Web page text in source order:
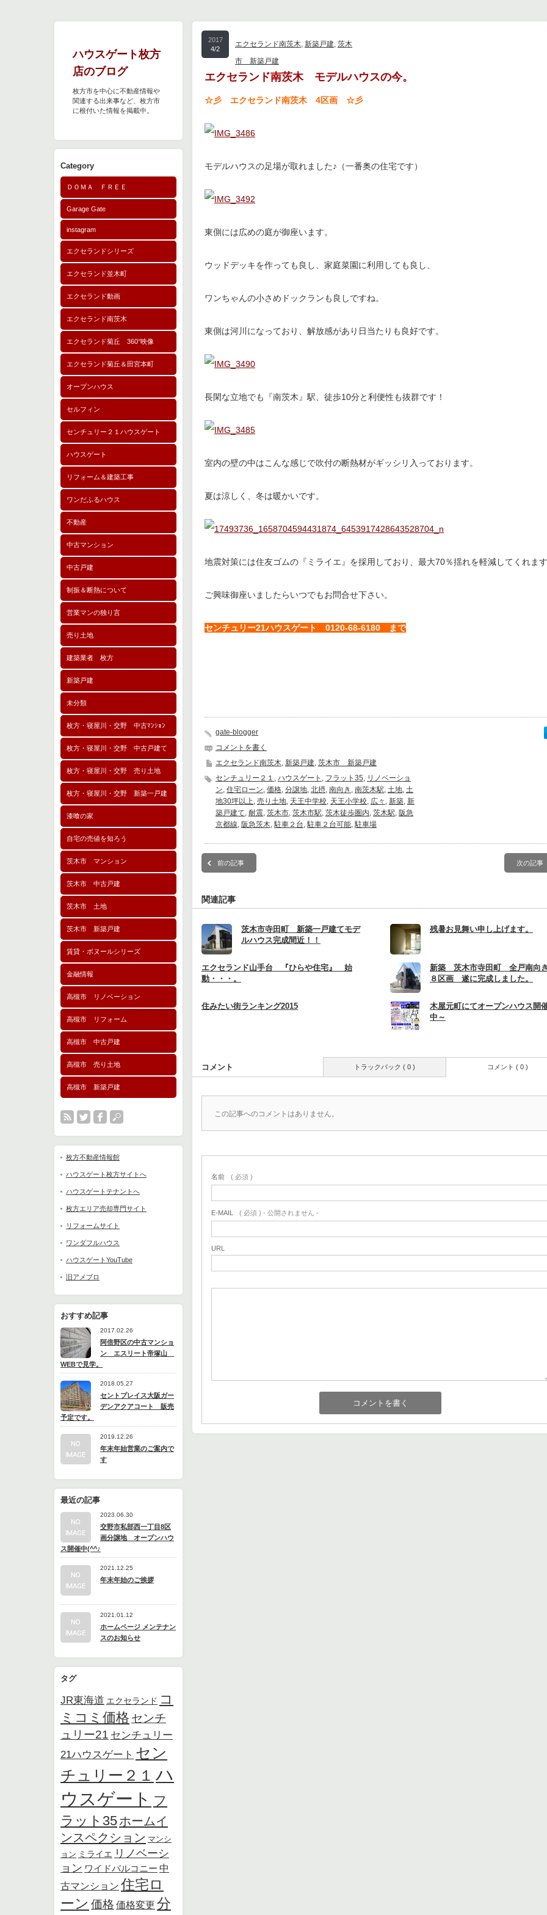
ハウスゲート枚方
店のブログ
枚方市を中心に不動産情報や
関連する出来事など、枚方市
に根付いた情報を掲載中。
Category
ＤＯＭＡ ＦＲＥＥ
Garage Gate
instagram
エクセランドシリーズ
エクセランド並木町
エクセランド動画
エクセランド南茨木
エクセランド菊丘 360°映像
エクセランド菊丘＆田宮本町
オープンハウス
セルフィン
センチュリー２１ハウスゲート
ハウスゲート
リフォーム＆建築工事
ワンだふるハウス
不動産
中古マンション
中古戸建
制振＆断熱について
営業マンの独り言
売り土地
建築業者 枚方
新築戸建
未分類
枚方・寝屋川・交野 中古ﾏﾝｼｮﾝ
枚方・寝屋川・交野 中古戸建て
枚方・寝屋川・交野 売り土地
枚方・寝屋川・交野 新築一戸建
漆喰の家
自宅の売値を知ろう
茨木市 マンション
茨木市 中古戸建
茨木市 土地
茨木市 新築戸建
賃貸・ボヌールシリーズ
金融情報
高槻市 リノベーション
高槻市 リフォーム
高槻市 中古戸建
高槻市 売り土地
高槻市 新築戸建
枚方不動産情報館
ハウスゲート枚方サイトへ
ハウスゲートテナントへ
枚方エリア売却専門サイト
リフォームサイト
ワンダフルハウス
ハウスゲートYouTube
旧アメブロ
おすすめ記事
2017.02.26
阿倍野区の中古マンショ
ン エスリート帝塚山
WEBで見学。
2018.05.27
セントプレイス大阪ガー
デンアクアコート 販売
予定です。
2019.12.26
年末年始営業のご案内で
す
最近の記事
2023.06.30
交野市私部西一丁目8区
画分譲地 オープンハウ
ス開催中(^^♪
2021.12.25
年末年始のご挨拶
2021.01.12
ホームページ メンテナン
スのお知らせ
タグ
JR東海道 エクセランド コ
ミコミ価格 センチ
ュリー21 センチュリー
21ハウスゲート セン
チュリー２１ ハ
ウスゲート フ
ラット35ホームイ
ンスペクション マンシ
ョン ミライエ リノベーシ
ョン ワイドバルコニー 中
古マンション 住宅ロ
ーン 価格 価格変更 分
2017
4/2
エクセランド南茨木, 新築戸建, 茨木
市 新築戸建
エクセランド南茨木 モデルハウスの今。
☆彡 エクセランド南茨木 4区画 ☆彡
モデルハウスの足場が取れました♪（一番奥の住宅です）
東側には広めの庭が御座います。
ウッドデッキを作っても良し、家庭菜園に利用しても良し、
ワンちゃんの小さめドックランも良しですね。
東側は河川になっており、解放感があり日当たりも良好です。
長閑な立地でも『南茨木』駅、徒歩10分と利便性も抜群です！
室内の壁の中はこんな感じで吹付の断熱材がギッシリ入っております。
夏は涼しく、冬は暖かいです。
地震対策には住友ゴムの『ミライエ』を採用しており、最大70％揺れを軽減してくれま
ご興味御座いましたらいつでもお問合せ下さい。
センチュリー21ハウスゲート 0120-68-6180 まで
gate-blogger
コメントを書く
エクセランド南茨木, 新築戸建, 茨木市 新築戸建
センチュリー２１ , ハウスゲート , フラット35, リノベーショ
ン, 住宅ローン, 価格, 分譲地, 北摂, 南向き , 南茨木駅, 土地, 土
地30坪以上, 売り土地, 天王中学校, 天王小学校, 広々 , 新築, 新
築戸建て, 耐震, 茨木市, 茨木市駅, 茨木徒歩圏内, 茨木駅, 阪急
京都線, 阪急茨木,駐車２台,駐車２台可能,駐車場
前の記事 次の記事
関連記事
茨木市寺田町 新築一戸建てモデ
ルハウス完成間近！！
残暑お見舞い申し上げます。
エクセランド山手台 『ひらや住宅』 始
動・・・。
新築 茨木市寺田町 全戸南向
８区画 遂に完成しました。
住みたい街ランキング2015
木屋元町にてオープンハウス開
中～
コメント トラックバック ( 0 ) コメント ( 0 )
この記事へのコメントはありません。
名前 ( 必須 )
E-MAIL ( 必須 ) - 公開されません -
URL